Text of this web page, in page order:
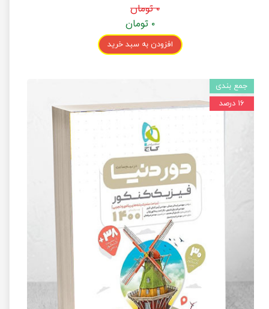
۰ تومان
۰ تومان
افزودن به سبد خرید
جمع بندی
۱۶ درصد